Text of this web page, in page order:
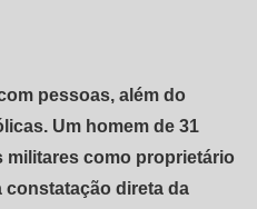
pessoas, além do
Um homem de 31
como proprietário
constatação direta da